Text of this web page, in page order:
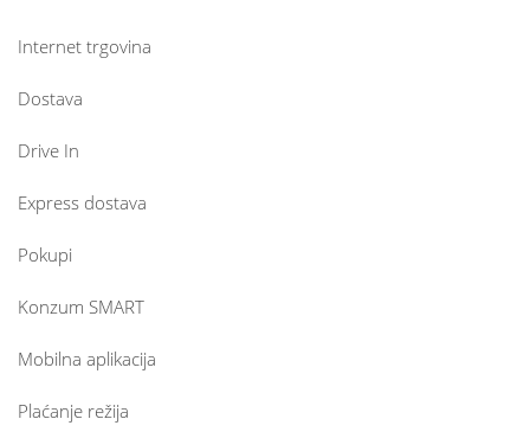
Internet trgovina
Dostava
Drive In
Express dostava
Pokupi
Konzum SMART
Mobilna aplikacija
Plaćanje režija